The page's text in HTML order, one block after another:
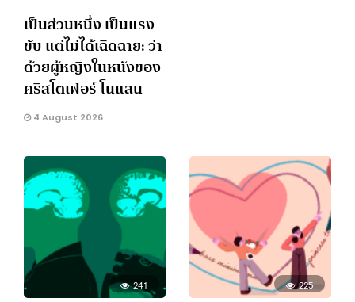
เป็นส่วนหนึ่ง เป็นแรง
ขับ แต่ไม่ได้เฉิดฉาย: ว่า
ด้วยผู้หญิงในหนังของ
คริสโตเฟอร์ โนแลน
4 August 2026
241 225